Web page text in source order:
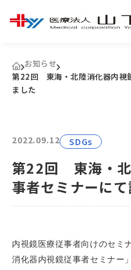
お知らせ
第22回 東海・北陸消化器内視
ました
2022.09.12 SDGs
第22回 東海・北
事者セミナーに
内視鏡医療従事者向けのセミ
消化器内視鏡従事者セミナー